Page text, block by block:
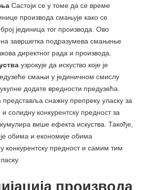
Састоји се у томе да се време
производа смањује како се
јединица тог производа. Ово
завршетка подразумева смањење
директног рада и производа.
узрокује да искуство које је
смањи у јединичном смислу
додате вредности предузећа.
представља снажну препреку уласку за
и солидну конкурентску предност за
више ефекта искуства. Такође,
обима и економије обима
конкурентску предност и самим тим
производа